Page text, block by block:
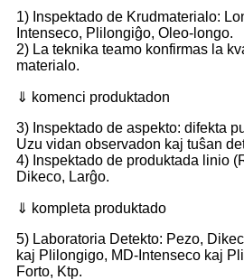
1) Inspektado de Krudmaterialo:
Intenseco, Plilongiĝo, Oleo-longo.
2) La teknika teamo konfirmas la
materialo.
⇓ komenci produktadon
3) Inspektado de aspekto: difekta
Uzu vidan observadon kaj tuŝan
4) Inspektado de produktada linio
Dikeco, Larĝo.
⇓ kompleta produktado
5) Laboratoria Detekto: Pezo,
kaj Plilongigo, MD-Intenseco kaj
Forto, Ktp.